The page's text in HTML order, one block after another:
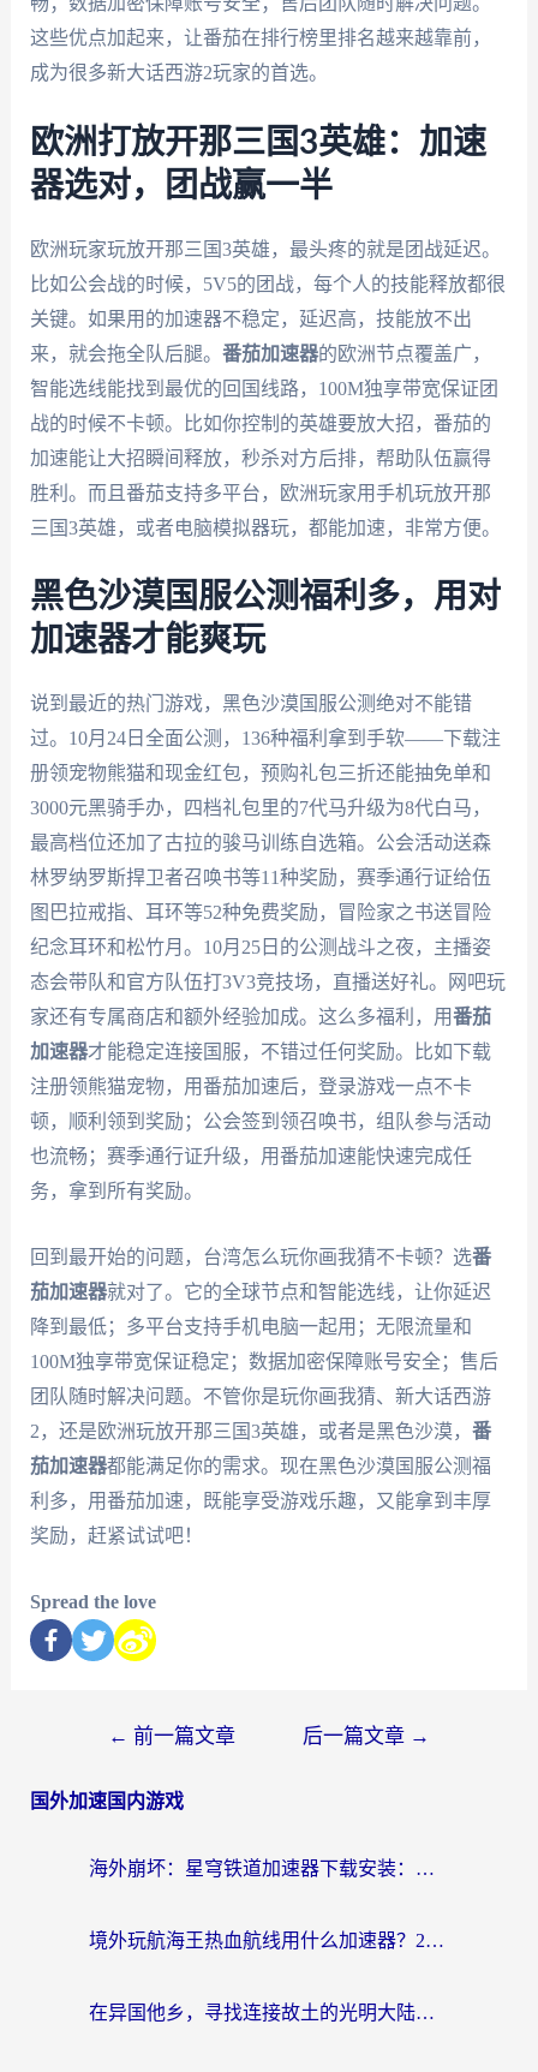
这些优点加起来，让番茄在排行榜里排名越来越靠前，
成为很多新大话西游2玩家的首选。
欧洲打放开那三国3英雄：加速
器选对，团战赢一半
欧洲玩家玩放开那三国3英雄，最头疼的就是团战延迟。
比如公会战的时候，5V5的团战，每个人的技能释放都很
关键。如果用的加速器不稳定，延迟高，技能放不出
来，就会拖全队后腿。 番茄加速器的欧洲节点覆盖广，
智能选线能找到最优的回国线路，100M独享带宽保证团
战的时候不卡顿。比如你控制的英雄要放大招，番茄的
加速能让大招瞬间释放，秒杀对方后排，帮助队伍赢得
胜利。而且番茄支持多平台，欧洲玩家用手机玩放开那
三国3英雄，或者电脑模拟器玩，都能加速，非常方便。
黑色沙漠国服公测福利多，用对
加速器才能爽玩
说到最近的热门游戏，黑色沙漠国服公测绝对不能错
过。10月24日全面公测，136种福利拿到手软——下载注
册领宠物熊猫和现金红包，预购礼包三折还能抽免单和
3000元黑骑手办，四档礼包里的7代马升级为8代白马，
最高档位还加了古拉的骏马训练自选箱。公会活动送森
林罗纳罗斯捍卫者召唤书等11种奖励，赛季通行证给伍
图巴拉戒指、耳环等52种免费奖励，冒险家之书送冒险
纪念耳环和松竹月。10月25日的公测战斗之夜，主播姿
态会带队和官方队伍打3V3竞技场，直播送好礼。网吧玩
家还有专属商店和额外经验加成。这么多福利，用番茄
加速器才能稳定连接国服，不错过任何奖励。比如下载
注册领熊猫宠物，用番茄加速后，登录游戏一点不卡
顿，顺利领到奖励；公会签到领召唤书，组队参与活动
也流畅；赛季通行证升级，用番茄加速能快速完成任
务，拿到所有奖励。
回到最开始的问题，台湾怎么玩你画我猜不卡顿？选番
茄加速器就对了。它的全球节点和智能选线，让你延迟
降到最低；多平台支持手机电脑一起用；无限流量和
100M独享带宽保证稳定；数据加密保障账号安全；售后
团队随时解决问题。不管你是玩你画我猜、新大话西游
2，还是欧洲玩放开那三国3英雄，或者是黑色沙漠， 番
茄加速器都能满足你的需求。现在黑色沙漠国服公测福
利多，用番茄加速，既能享受游戏乐趣，又能拿到丰厚
奖励，赶紧试试吧！
Spread the love
← 前一篇文章 后一篇文章 →
国外加速国内游戏
海外崩坏：星穹铁道加速器下载安装：一份给游子的终极网络指南
境外玩航海王热血航线用什么加速器？2026海外玩家实测最优方案（附欧洲问道堡垒前线加速技巧）
在异国他乡，寻找连接故土的光明大陆免费加速器